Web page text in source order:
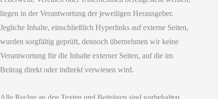
liegen in der Verantwortung der jeweiligen Herausgeber.
Jegliche Inhalte, einschließlich Hyperlinks auf externe Seiten,
wurden sorgfältig geprüft, dennoch übernehmen wir keine
Verantwortung für die Inhalte externer Seiten, auf die im
Beitrag direkt oder indirekt verwiesen wird.